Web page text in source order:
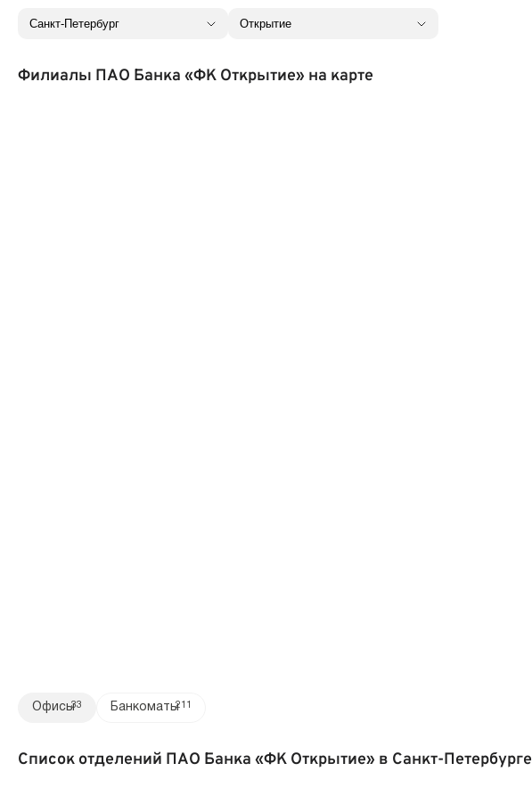
Филиалы ПАО Банка «ФК Открытие» на карте
Офисы33 Банкоматы211
Список отделений ПАО Банка «ФК Открытие» в Санкт-Петербурге